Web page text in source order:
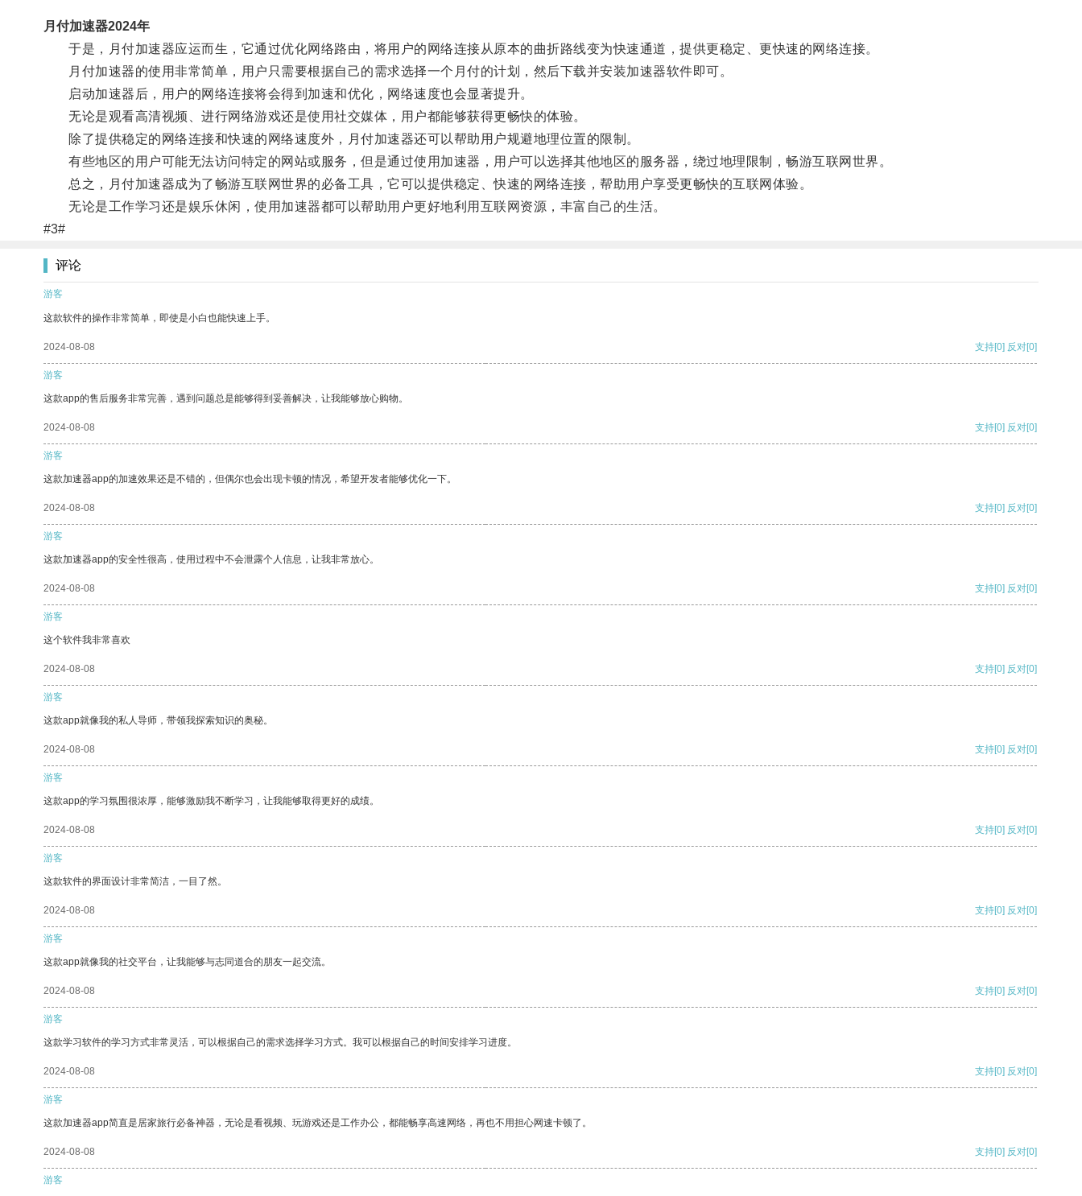
月付加速器2024年
于是，月付加速器应运而生，它通过优化网络路由，将用户的网络连接从原本的曲折路线变为快速通道，提供更稳定、更快速的网络连接。
月付加速器的使用非常简单，用户只需要根据自己的需求选择一个月付的计划，然后下载并安装加速器软件即可。
启动加速器后，用户的网络连接将会得到加速和优化，网络速度也会显著提升。
无论是观看高清视频、进行网络游戏还是使用社交媒体，用户都能够获得更畅快的体验。
除了提供稳定的网络连接和快速的网络速度外，月付加速器还可以帮助用户规避地理位置的限制。
有些地区的用户可能无法访问特定的网站或服务，但是通过使用加速器，用户可以选择其他地区的服务器，绕过地理限制，畅游互联网世界。
总之，月付加速器成为了畅游互联网世界的必备工具，它可以提供稳定、快速的网络连接，帮助用户享受更畅快的互联网体验。
无论是工作学习还是娱乐休闲，使用加速器都可以帮助用户更好地利用互联网资源，丰富自己的生活。
#3#
评论
游客
这款软件的操作非常简单，即使是小白也能快速上手。
2024-08-08 支持[0] 反对[0]
游客
这款app的售后服务非常完善，遇到问题总是能够得到妥善解决，让我能够放心购物。
2024-08-08 支持[0] 反对[0]
游客
这款加速器app的加速效果还是不错的，但偶尔也会出现卡顿的情况，希望开发者能够优化一下。
2024-08-08 支持[0] 反对[0]
游客
这款加速器app的安全性很高，使用过程中不会泄露个人信息，让我非常放心。
2024-08-08 支持[0] 反对[0]
游客
这个软件我非常喜欢
2024-08-08 支持[0] 反对[0]
游客
这款app就像我的私人导师，带领我探索知识的奥秘。
2024-08-08 支持[0] 反对[0]
游客
这款app的学习氛围很浓厚，能够激励我不断学习，让我能够取得更好的成绩。
2024-08-08 支持[0] 反对[0]
游客
这款软件的界面设计非常简洁，一目了然。
2024-08-08 支持[0] 反对[0]
游客
这款app就像我的社交平台，让我能够与志同道合的朋友一起交流。
2024-08-08 支持[0] 反对[0]
游客
这款学习软件的学习方式非常灵活，可以根据自己的需求选择学习方式。我可以根据自己的时间安排学习进度。
2024-08-08 支持[0] 反对[0]
游客
这款加速器app简直是居家旅行必备神器，无论是看视频、玩游戏还是工作办公，都能畅享高速网络，再也不用担心网速卡顿了。
2024-08-08 支持[0] 反对[0]
游客